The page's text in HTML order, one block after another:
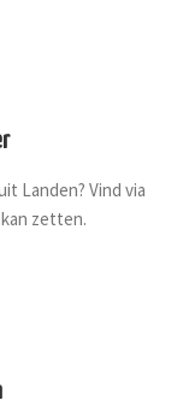
Landen? Vind via
zetten.